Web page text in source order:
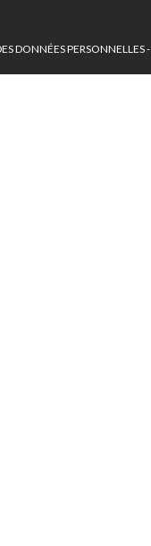
DONNÉES PERSONNELLES-